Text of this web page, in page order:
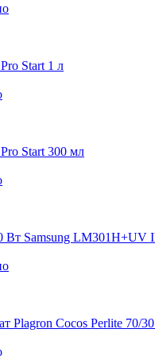
Start 1 л
Start 300 мл
Вт Samsung LM301H+UV
Plagron Cocos Perlite 70/